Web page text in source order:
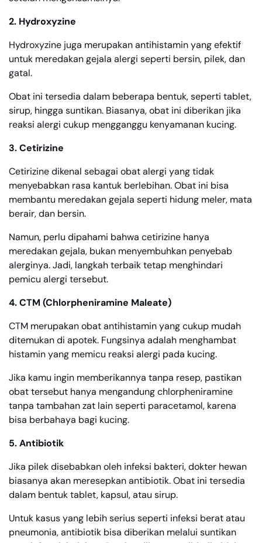
2. Hydroxyzine
Hydroxyzine juga merupakan antihistamin yang efektif
untuk meredakan gejala alergi seperti bersin, pilek, dan
gatal.
Obat ini tersedia dalam beberapa bentuk, seperti tablet,
sirup, hingga suntikan. Biasanya, obat ini diberikan jika
reaksi alergi cukup mengganggu kenyamanan kucing.
3. Cetirizine
Cetirizine dikenal sebagai obat alergi yang tidak
menyebabkan rasa kantuk berlebihan. Obat ini bisa
membantu meredakan gejala seperti hidung meler, mata
berair, dan bersin.
Namun, perlu dipahami bahwa cetirizine hanya
meredakan gejala, bukan menyembuhkan penyebab
alerginya. Jadi, langkah terbaik tetap menghindari
pemicu alergi tersebut.
4. CTM (Chlorpheniramine Maleate)
CTM merupakan obat antihistamin yang cukup mudah
ditemukan di apotek. Fungsinya adalah menghambat
histamin yang memicu reaksi alergi pada kucing.
Jika kamu ingin memberikannya tanpa resep, pastikan
obat tersebut hanya mengandung chlorpheniramine
tanpa tambahan zat lain seperti paracetamol, karena
bisa berbahaya bagi kucing.
5. Antibiotik
Jika pilek disebabkan oleh infeksi bakteri, dokter hewan
biasanya akan meresepkan antibiotik. Obat ini tersedia
dalam bentuk tablet, kapsul, atau sirup.
Untuk kasus yang lebih serius seperti infeksi berat atau
pneumonia, antibiotik bisa diberikan melalui suntikan